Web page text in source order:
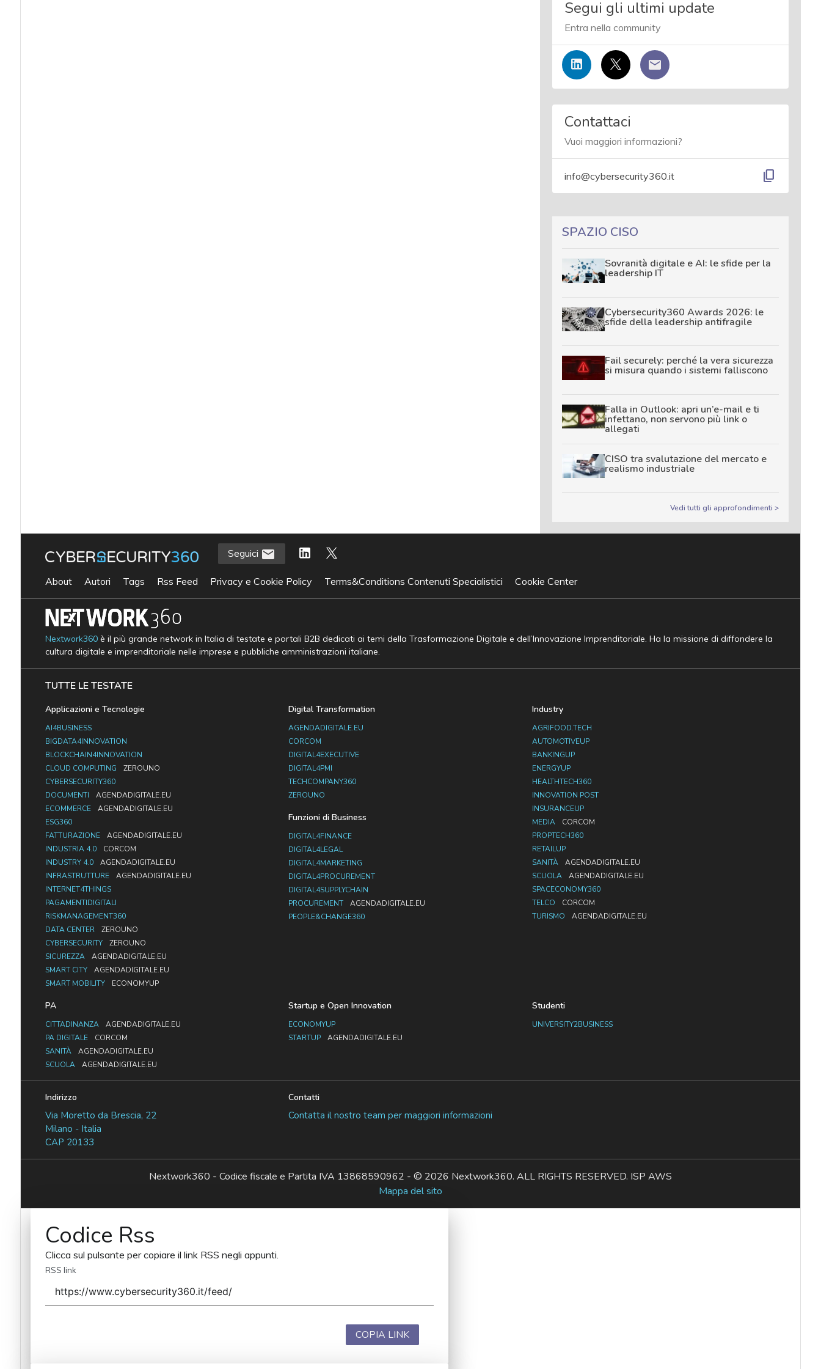
Segui gli ultimi update
Entra nella community
Contattaci
Vuoi maggiori informazioni?
info@cybersecurity360.it content_copy
SPAZIO CISO
Sovranità digitale e AI: le sfide per la
leadership IT
Cybersecurity360 Awards 2026: le
sfide della leadership antifragile
Fail securely: perché la vera sicurezza
si misura quando i sistemi falliscono
Falla in Outlook: apri un’e-mail e ti
infettano, non servono più link o
allegati
CISO tra svalutazione del mercato e
realismo industriale
Vedi tutti gli approfondimenti >
Seguici
About Autori Tags Rss Feed Privacy e Cookie Policy Terms&Conditions Contenuti Specialistici Cookie Center
Nextwork360è il più grande network in Italia di testate e portali B2B dedicati ai temi della Trasformazione Digitale e dell’Innovazione Imprenditoriale. Ha la missione di diffondere la
cultura digitale e imprenditoriale nelle imprese e pubbliche amministrazioni italiane.
TUTTE LE TESTATE
Applicazioni e Tecnologie
AI4BUSINESS
BIGDATA4INNOVATION
BLOCKCHAIN4INNOVATION
CLOUD COMPUTING
ZEROUNO
CYBERSECURITY360
DOCUMENTI
AGENDADIGITALE.EU
ECOMMERCE
AGENDADIGITALE.EU
ESG360
FATTURAZIONE
AGENDADIGITALE.EU
INDUSTRIA 4.0
CORCOM
INDUSTRY 4.0
AGENDADIGITALE.EU
INFRASTRUTTURE
AGENDADIGITALE.EU
INTERNET4THINGS
PAGAMENTIDIGITALI
RISKMANAGEMENT360
DATA CENTER
ZEROUNO
CYBERSECURITY
ZEROUNO
SICUREZZA
AGENDADIGITALE.EU
SMART CITY
AGENDADIGITALE.EU
SMART MOBILITY
ECONOMYUP
Digital Transformation
AGENDADIGITALE.EU
CORCOM
DIGITAL4EXECUTIVE
DIGITAL4PMI
TECHCOMPANY360
ZEROUNO
Funzioni di Business
DIGITAL4FINANCE
DIGITAL4LEGAL
DIGITAL4MARKETING
DIGITAL4PROCUREMENT
DIGITAL4SUPPLYCHAIN
PROCUREMENT
AGENDADIGITALE.EU
PEOPLE&CHANGE360
Industry
AGRIFOOD.TECH
AUTOMOTIVEUP
BANKINGUP
ENERGYUP
HEALTHTECH360
INNOVATION POST
INSURANCEUP
MEDIA
CORCOM
PROPTECH360
RETAILUP
SANITÀ
AGENDADIGITALE.EU
SCUOLA
AGENDADIGITALE.EU
SPACECONOMY360
TELCO
CORCOM
TURISMO
AGENDADIGITALE.EU
PA
CITTADINANZA
AGENDADIGITALE.EU
PA DIGITALE
CORCOM
SANITÀ
AGENDADIGITALE.EU
SCUOLA
AGENDADIGITALE.EU
Startup e Open Innovation
ECONOMYUP
STARTUP
AGENDADIGITALE.EU
Studenti
UNIVERSITY2BUSINESS
Indirizzo
Via Moretto da Brescia, 22
Milano - Italia
CAP 20133
Contatti
Contatta il nostro team per maggiori informazioni
Nextwork360 - Codice fiscale e Partita IVA 13868590962 - © 2026 Nextwork360. ALL RIGHTS RESERVED. ISP AWS
Mappa del sito
Codice Rss
Clicca sul pulsante per copiare il link RSS negli appunti.
RSS link
COPIA LINK